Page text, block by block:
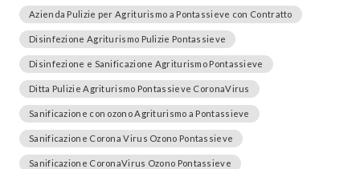
Azienda Pulizie per Agriturismo a Pontassieve con Contratto
Disinfezione Agriturismo Pulizie Pontassieve
Disinfezione e Sanificazione Agriturismo Pontassieve
Ditta Pulizie Agriturismo Pontassieve CoronaVirus
Sanificazione con ozono Agriturismo a Pontassieve
Sanificazione Corona Virus Ozono Pontassieve
Sanificazione CoronaVirus Ozono Pontassieve